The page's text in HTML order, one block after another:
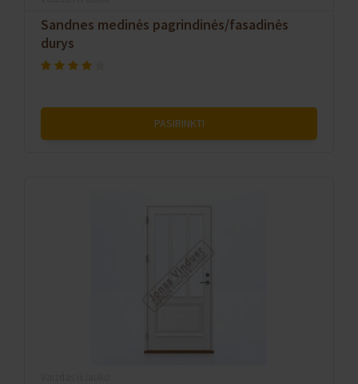
Sandnes medinės pagrindinės/fasadinės
durys
PASIRINKTI